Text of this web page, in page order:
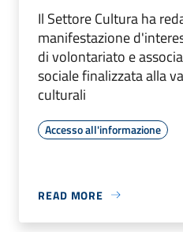
Il Settore Cultura ha
manifestazione
di volontariato e
sociale finalizzata alla
culturali
Accesso all'informazione
READ MORE